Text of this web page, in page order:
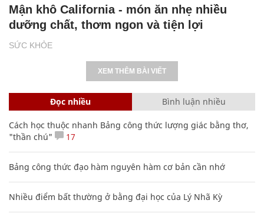
SỨC KHỎE
Mận khô California - món ăn nhẹ nhiều
dưỡng chất, thơm ngon và tiện lợi
XEM THÊM BÀI VIẾT
Đọc nhiều Bình luận nhiều
Cách học thuộc nhanh Bảng công thức lượng giác bằng thơ,
"thần chú"
17
Bảng công thức đạo hàm nguyên hàm cơ bản cần nhớ
Nhiều điểm bất thường ở bằng đại học của Lý Nhã Kỳ